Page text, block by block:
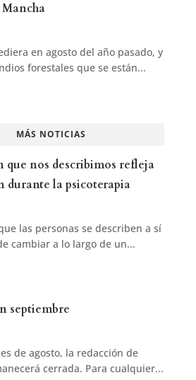
en agosto del año pasado, y
forestales que se están...
MÁS NOTICIAS
que nos describimos refleja
durante la psicoterapia
las personas se describen a sí
cambiar a lo largo de un...
septiembre
de agosto, la redacción de
cerrada. Para cualquier...